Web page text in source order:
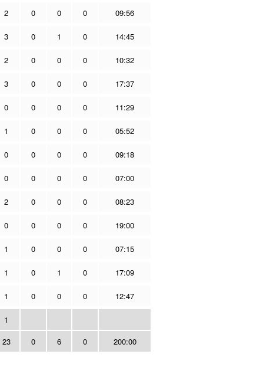
2 0 0 0 09:56
3 0 1 0 14:45
2 0 0 0 10:32
3 0 0 0 17:37
0 0 0 0 11:29
1 0 0 0 05:52
0 0 0 0 09:18
0 0 0 0 07:00
2 0 0 0 08:23
0 0 0 0 19:00
1 0 0 0 07:15
1 0 1 0 17:09
1 0 0 0 12:47
1
23 0 6 0 200:00